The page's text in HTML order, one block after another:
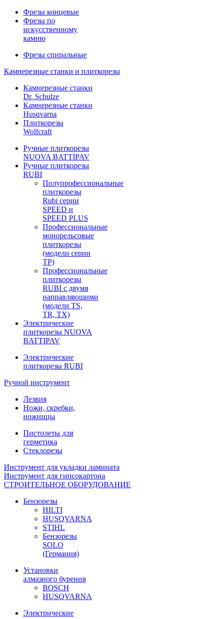
Фрезы концевые
Фрезы по
искусственному
камню
Фрезы спиральные
Камнерезные станки и плиткорезы
Камнерезные станки
Dr. Schulze
Камнерезные станки
Husqvarna
Плиткорезы
Wolfcraft
Ручные плиткорезы
NUOVA BATTIPAV
Ручные плиткорезы
RUBI
Полупрофессиональные
плиткорезы
Rubi серии
SPEED и
SPEED PLUS
Профессиональные
монорельсовые
плиткорезы
(модели серии
TP)
Профессиональные
плиткорезы
RUBI с двумя
направляющими
(модели TS,
TR, TX)
Электрические
плиткорезы NUOVA
BATTIPAV
Электрические
плиткорезы RUBI
Ручной инструмент
Лезвия
Ножи, скребки,
ножницы
Пистолеты для
герметика
Стеклорезы
Инструмент для укладки ламината
Инструмент для гипсокартона
СТРОИТЕЛЬНОЕ ОБОРУДОВАНИЕ
Бензорезы
HILTI
HUSQVARNA
STIHL
Бензорезы
SOLO
(Германия)
Установки
алмазного бурения
BOSCH
HUSQVARNA
Электрические